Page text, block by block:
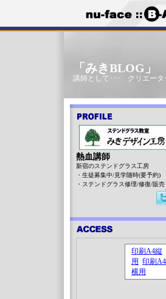
「みきBLOG
講師として･･･ クリエータ
熱血講師
新宿のステンドグラス工房
・生徒募集中/見学随時(要予約)
・ステンドグラス修理/修復/販売